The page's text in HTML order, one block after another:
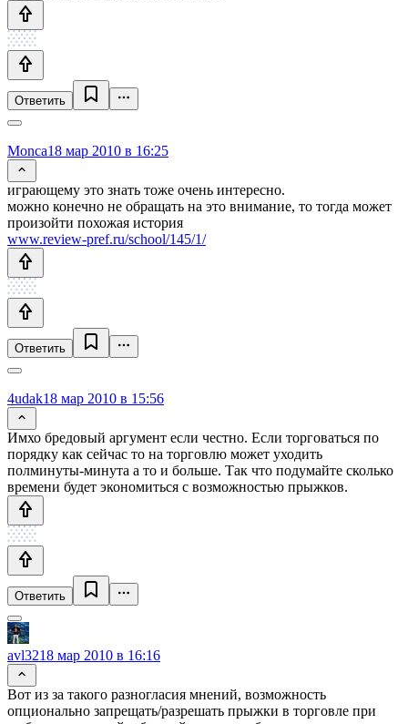
Ответить
Monca18 мар 2010 в 16:25
играющему это знать тоже очень интересно.
можно конечно не обращать на это внимание, то тогда может
произойти похожая история
www.review-pref.ru/school/145/1/
Ответить
4udak18 мар 2010 в 15:56
Имхо бредовый аргумент если честно. Если торговаться по
порядку как сейчас то на торговлю может уходить
полминуты-минута а то и больше. Так что подумайте сколько
времени будет экономиться с возможностью прыжков.
Ответить
avl3218 мар 2010 в 16:16
Вот из за такого разногласия мнений, возможность
опционально запрещать/разрешать прыжки в торговле при